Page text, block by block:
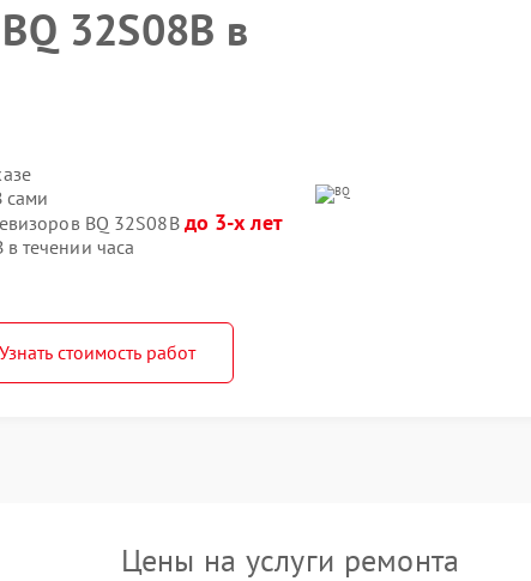
32S08B в
сами
BQ 32S08B до 3-х лет
течении часа
Узнать стоимость работ
Цены на услуги ремонта